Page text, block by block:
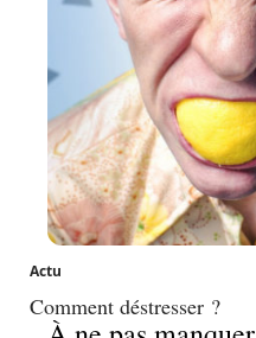
Actu
Comment déstresser ?